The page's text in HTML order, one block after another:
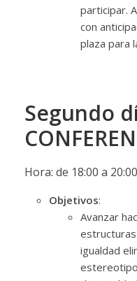
participar.
con
plaza para
Segundo
Hora: de 18:00 a
Objetivos:
Avanzar
estructuras
igualdad